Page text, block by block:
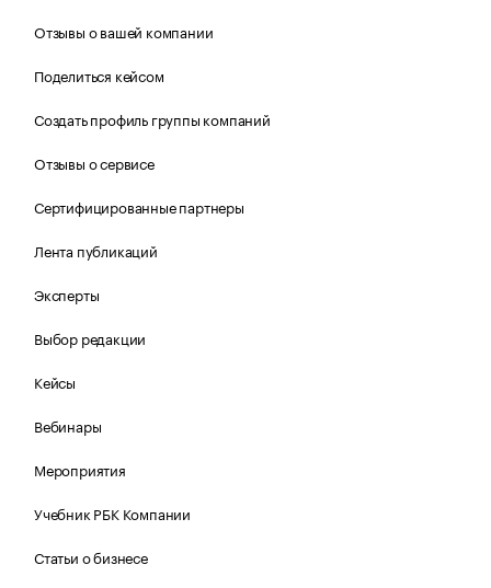
Отзывы о вашей компании
Поделиться кейсом
Создать профиль группы компаний
Отзывы о сервисе
Сертифицированные партнеры
Лента публикаций
Эксперты
Выбор редакции
Кейсы
Вебинары
Мероприятия
Учебник РБК Компании
Статьи о бизнесе